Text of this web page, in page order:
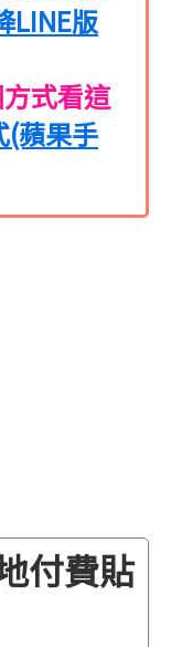
LINE版
式看這
(蘋果手
付費貼